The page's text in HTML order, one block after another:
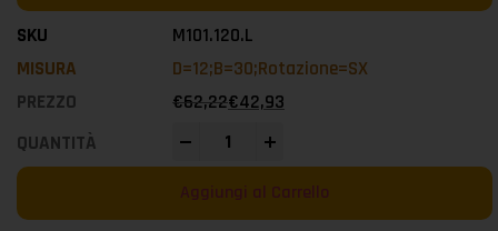
M101.120.L
D=12;B=30;Rotazione=SX
€62,22€42,93
Aggiungi al Carrello